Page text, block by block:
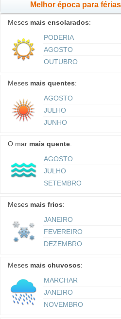
Melhor época para
Meses mais ensolarados:
PODERIA
AGOSTO
OUTUBRO
Meses mais quentes:
AGOSTO
JULHO
JUNHO
O mar mais quente:
AGOSTO
JULHO
SETEMBRO
Meses mais frios:
JANEIRO
FEVEREIRO
DEZEMBRO
Meses mais chuvosos:
MARCHAR
JANEIRO
NOVEMBRO